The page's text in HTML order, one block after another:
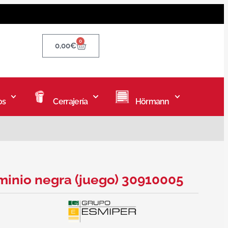
0,00€ 0
Cerrajería Hörmann
negra (juego) 30910005